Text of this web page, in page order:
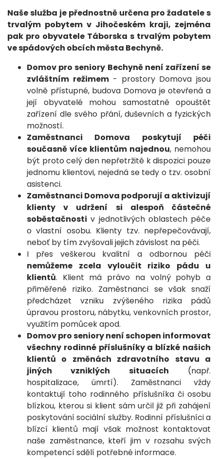
Naše služba je přednostně určena pro žadatele s
trvalým pobytem v Jihočeském kraji, zejména
pak pro obyvatele Táborska s trvalým pobytem
ve spádových obcích města Bechyně.
Domov pro seniory Bechyně není zařízení se
zvláštním režimem- prostory Domova jsou
volně přístupné, budova Domova je otevřená a
její obyvatelé mohou samostatně opouštět
zařízení dle svého přání, duševních a fyzických
možností.
Zaměstnanci Domova poskytují péči
současně více klientům najednou, nemohou
být proto celý den nepřetržitě k dispozici pouze
jednomu klientovi, nejedná se tedy o tzv. osobní
asistenci.
Zaměstnanci Domova podporují a aktivizují
klienty v udržení si alespoň částečné
soběstačnosti v jednotlivých oblastech péče
o vlastní osobu. Klienty tzv. nepřepečovávají,
neboť by tím zvyšovali jejich závislost na péči.
I přes veškerou kvalitní a odbornou péči
nemůžeme zcela vyloučit riziko pádu u
klientů. Klient má právo na volný pohyb a
přiměřené riziko. Zaměstnanci se však snaží
předcházet vzniku zvýšeného rizika pádů
úpravou prostoru, nábytku, venkovních prostor,
využitím pomůcek apod.
Domov pro seniory není schopen informovat
všechny rodinné příslušníky a blízké našich
klientů o změnách zdravotního stavu a
jiných vzniklých situacích (např.
hospitalizace, úmrtí). Zaměstnanci vždy
kontaktují toho rodinného příslušníka či osobu
blízkou, kterou si klient sám určil již při zahájení
poskytování sociální služby. Rodinní příslušníci a
blízcí klientů mají však možnost kontaktovat
naše zaměstnance, kteří jim v rozsahu svých
kompetencí sdělí potřebné informace.